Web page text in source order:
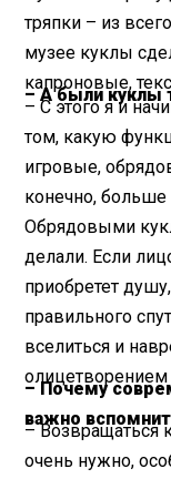
тряпки – из
музее куклы
капроновые,
– А были куклы
– С этого я и
том, какую
игровые,
конечно,
Обрядовыми
делали. Если
приобретет
правильного
вселиться и
– Почему
важно
– Возвращаться
очень нужно,